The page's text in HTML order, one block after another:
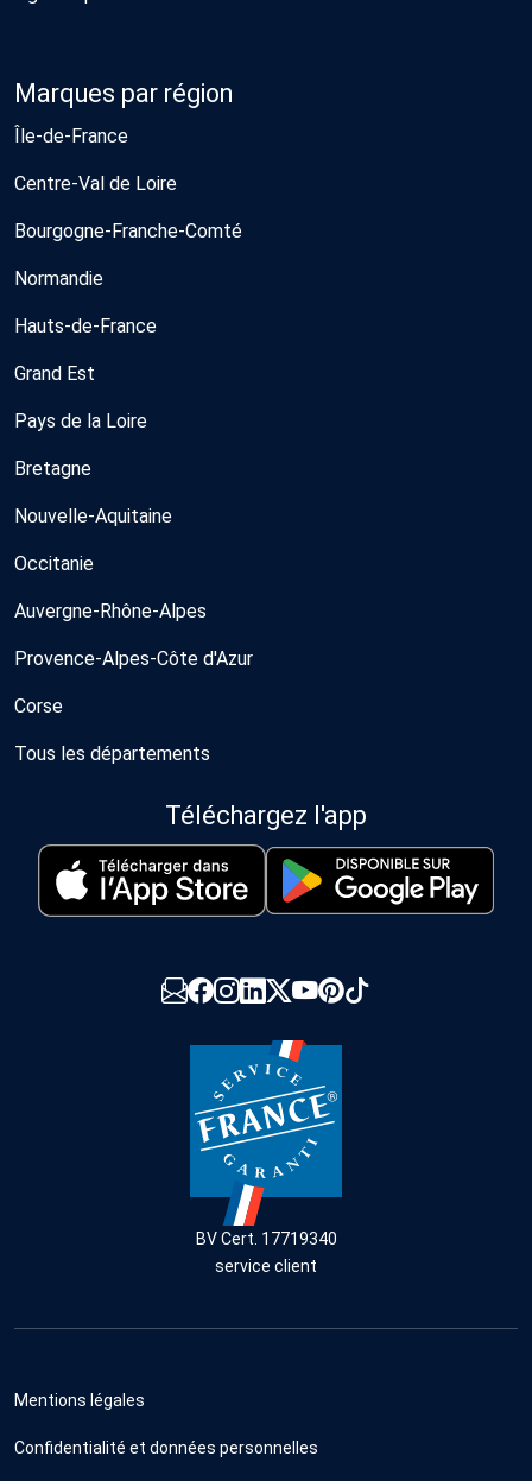
Marques par région
Île-de-France
Centre-Val de Loire
Bourgogne-Franche-Comté
Normandie
Hauts-de-France
Grand Est
Pays de la Loire
Bretagne
Nouvelle-Aquitaine
Occitanie
Auvergne-Rhône-Alpes
Provence-Alpes-Côte d'Azur
Corse
Tous les départements
Téléchargez l'app
BV Cert. 17719340
service client
Mentions légales
Confidentialité et données personnelles